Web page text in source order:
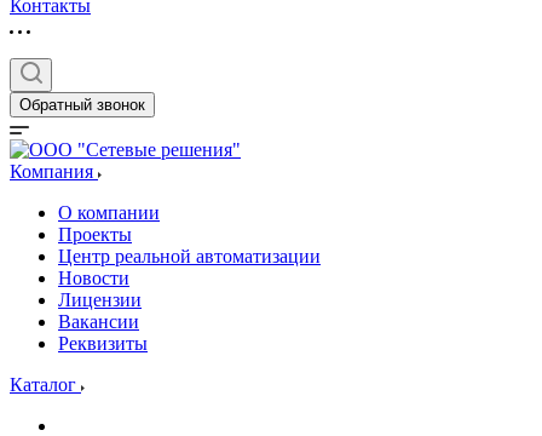
Контакты
Обратный звонок
Компания
О компании
Проекты
Центр реальной автоматизации
Новости
Лицензии
Вакансии
Реквизиты
Каталог